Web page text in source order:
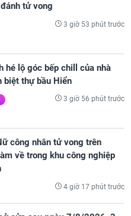
tử vong
3 giờ 53 phút trước
hé lộ góc bếp chill của nhà
biệt thự bầu Hiển
3 giờ 56 phút trước
công nhân tử vong trên
về trong khu công nghiệp
4 giờ 17 phút trước